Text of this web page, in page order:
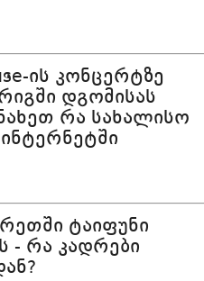
ის კონცერტზე
დგომისას
რა სახალისო
ტაიფუნი
- რა კადრები